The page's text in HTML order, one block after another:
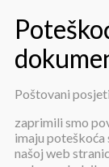
Poštovani
zaprimili smo
imaju poteškoća
našoj web